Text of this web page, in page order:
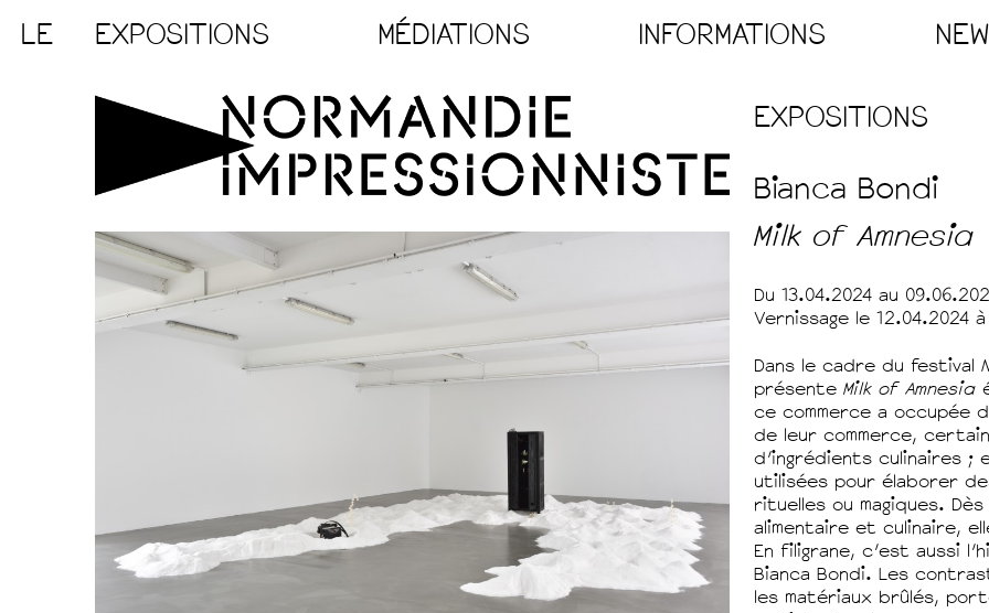
LE
EXPOSITIONS
À VENIR
HORS LES MURS
ARCHIVES
MÉDIATIONS
SCOLAIRES
HORS LES MURS
INFORMATIONS
NOUS TROUVER
ÉQUIPE
PARTENAIRES
EXPOSITIONS
Bianca Bondi
Milk of Amnesia
Du 13.04.2024 au
Vernissage le 12.04.2024 à
Dans le cadre du festival
présente Milk of Amnesia
ce commerce a occupée
de leur commerce,
d’ingrédients culinaires
utilisées pour élaborer
rituelles ou magiques.
alimentaire et culinaire,
En filigrane, c’est aussi
Bianca Bondi. Les
les matériaux brûlés,